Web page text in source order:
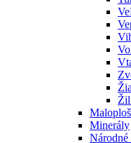
Minerály
Národné